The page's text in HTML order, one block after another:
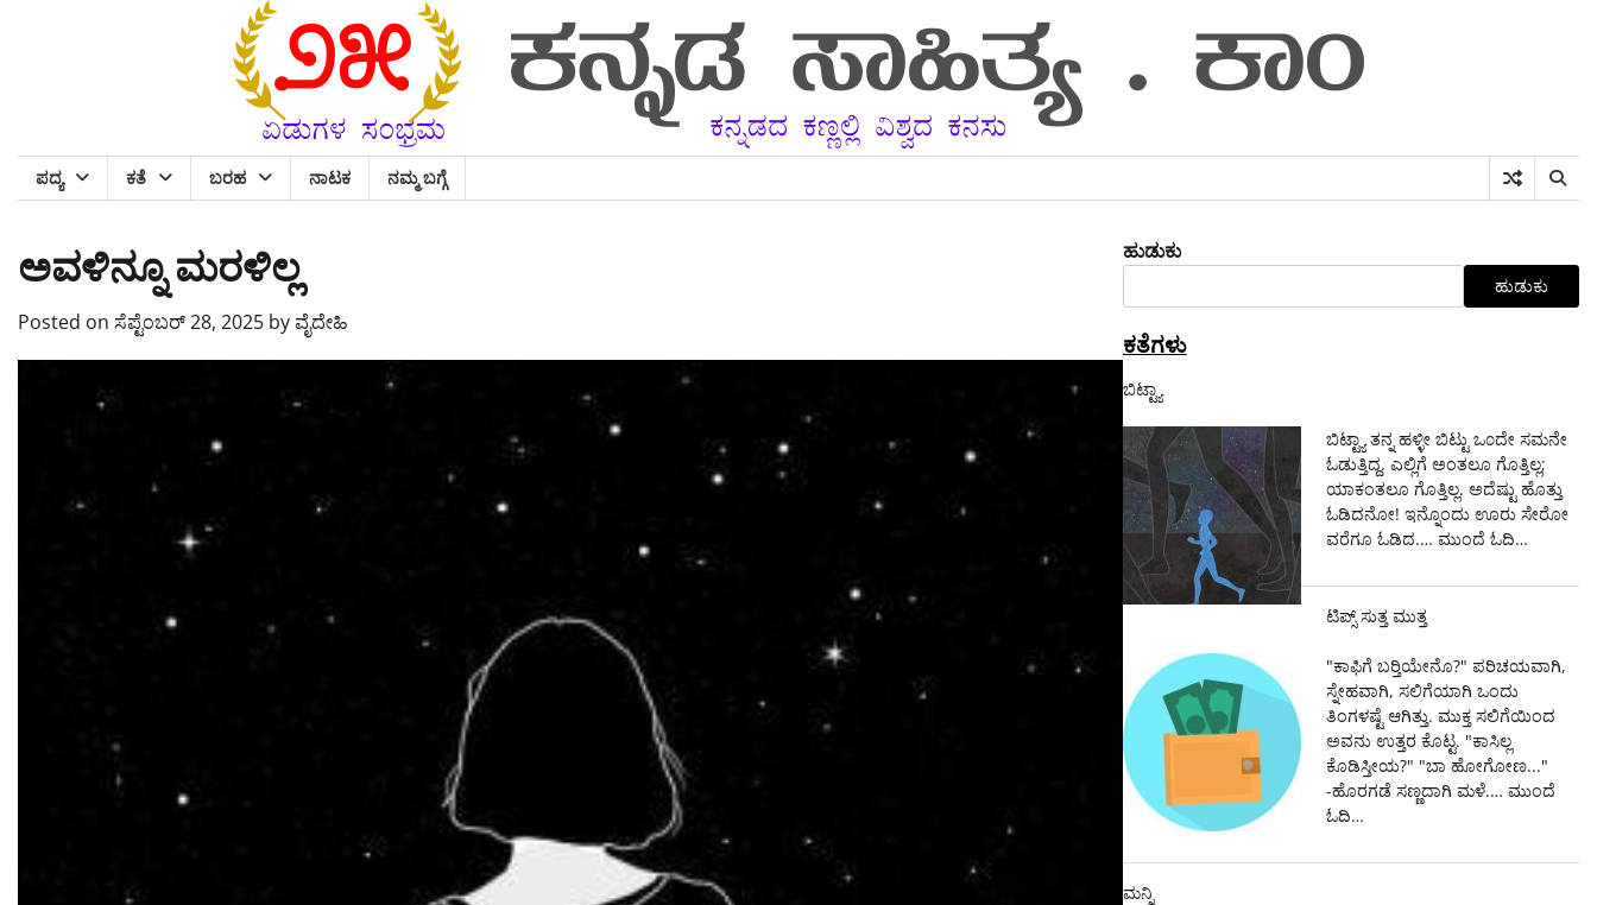
ಪದ್ಯ ಕತೆ ಬರಹ ನಾಟಕ ನಮ್ಮ ಬಗ್ಗೆ
ಅವಳಿನ್ನೂ ಮರಳಿಲ್ಲ
Posted on ಸೆಪ್ಟೆಂಬರ್ 28, 2025 byವೈದೇಹಿ
ಹುಡುಕು
ಹುಡುಕು
ಕತೆಗಳು
ಬಿಟ್ಟ್ಯಾ
ಬಿಟ್ಟ್ಯಾ ತನ್ನ ಹಳ್ಳೀ ಬಿಟ್ಟು ಒ೦ದೇ ಸಮನೇ
ಓಡುತ್ತಿದ್ದ. ಎಲ್ಲಿಗೆ ಅಂತಲೂ ಗೊತ್ತಿಲ್ಲ;
ಯಾಕಂತಲೂ ಗೊತ್ತಿಲ್ಲ. ಅದೆಷ್ಟು ಹೊತ್ತು
ಓಡಿದನೋ! ಇನ್ನೊಂದು ಊರು ಸೇರೋ
ವರೆಗೂ ಓಡಿದ.…ಮುಂದೆ ಓದಿ…
ಟಿಪ್ಸ್ ಸುತ್ತ ಮುತ್ತ
"ಕಾಫಿಗೆ ಬರ್‍ತಿಯೇನೊ?" ಪರಿಚಯವಾಗಿ,
ಸ್ನೇಹವಾಗಿ, ಸಲಿಗೆಯಾಗಿ ಒಂದು
ತಿಂಗಳಷ್ಟೆ ಆಗಿತ್ತು. ಮುಕ್ತ ಸಲಿಗೆಯಿಂದ
ಅವನು ಉತ್ತರ ಕೊಟ್ಟ. "ಕಾಸಿಲ್ಲ
ಕೊಡಿಸ್ತೀಯ?" "ಬಾ ಹೋಗೋಣ..."
-ಹೊರಗಡೆ ಸಣ್ಣದಾಗಿ ಮಳೆ.…ಮುಂದೆ
ಓದಿ…
ಮನ್ನಿ